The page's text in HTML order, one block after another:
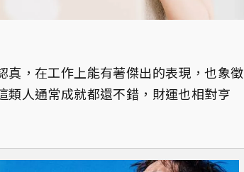
真，在工作上能有著傑出的表現，也象徵
類人通常成就都還不錯，財運也相對亨